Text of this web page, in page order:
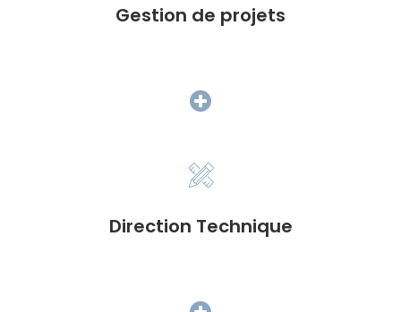
Gestion de projets
Direction Technique